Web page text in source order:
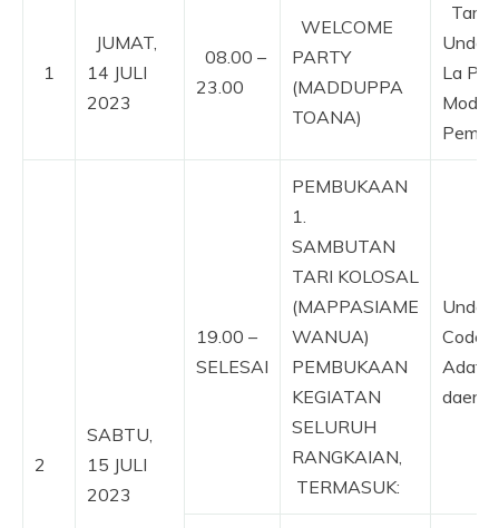
1
JUMAT,
14 JULI
2023
08.00 –
23.00
WELCOME
PARTY
(MADDUPPA
TOANA)
La
2
SABTU,
15 JULI
2023
19.00 –
SELESAI
PEMBUKAAN
1.
SAMBUTAN
TARI KOLOSAL
(MAPPASIAME
WANUA)
PEMBUKAAN
KEGIATAN
SELURUH
RANGKAIAN,
TERMASUK:
Code
Adat /
daerah